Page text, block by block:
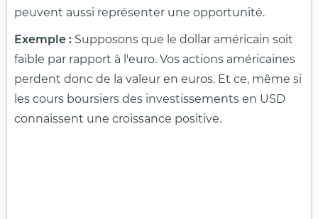
peuvent aussi représenter une opportunité.
Exemple : Supposons que le dollar américain soit
faible par rapport à l'euro. Vos actions américaines
perdent donc de la valeur en euros. Et ce, même si
les cours boursiers des investissements en USD
connaissent une croissance positive.